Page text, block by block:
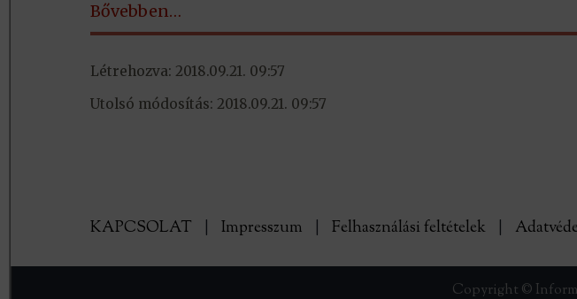
Bővebben…
Létrehozva: 2018.09.21. 09:57
Utolsó módosítás: 2018.09.21. 09:57
KAPCSOLAT Impresszum Felhasználási feltételek
Copyright ©